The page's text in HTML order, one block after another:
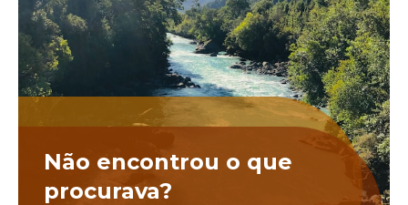
Não encontrou o que
procurava?